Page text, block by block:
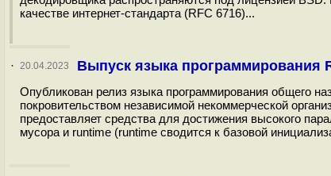
качестве интернет-стандарта (RFC 6716)...
· 20.04.2023 Выпуск языка программирования
Опубликован релиз языка программирования общего
покровительством независимой некоммерческой
предоставляет средства для достижения высокого
мусора и runtime (runtime сводится к базовой